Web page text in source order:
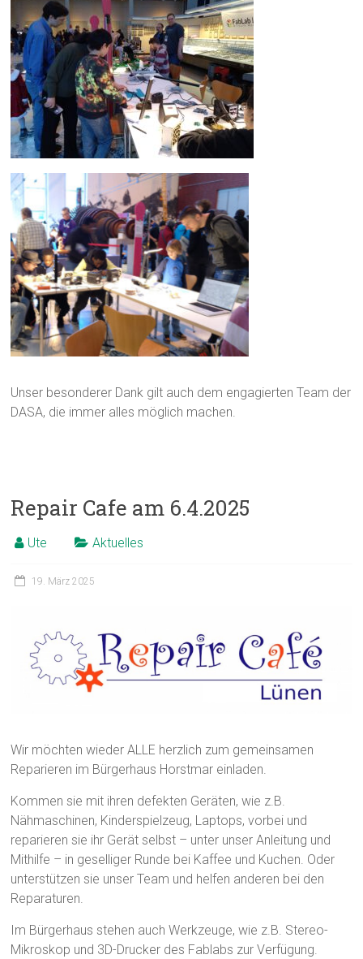
Unser besonderer Dank gilt auch dem engagierten Team der
DASA, die immer alles möglich machen.
Repair Cafe am 6.4.2025
Ute Aktuelles
19. März 2025
Wir möchten wieder ALLE herzlich zum gemeinsamen
Reparieren im Bürgerhaus Horstmar einladen.
Kommen sie mit ihren defekten Geräten, wie z.B.
Nähmaschinen, Kinderspielzeug, Laptops, vorbei und
reparieren sie ihr Gerät selbst – unter unser Anleitung und
Mithilfe – in geselliger Runde bei Kaffee und Kuchen. Oder
unterstützen sie unser Team und helfen anderen bei den
Reparaturen.
Im Bürgerhaus stehen auch Werkzeuge, wie z.B. Stereo-
Mikroskop und 3D-Drucker des Fablabs zur Verfügung.